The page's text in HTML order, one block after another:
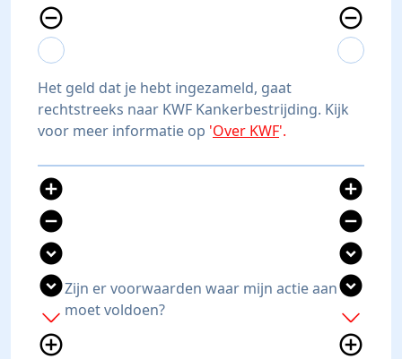
remove_circle_outline
expand_more
expand_less
remove_circle_outline
expand_more
expand_less
Het geld dat je hebt ingezameld, gaat
rechtstreeks naar KWF Kankerbestrijding. Kijk
voor meer informatie op 'Over KWF'.
add_circle
remove_circle
expand_circle_down
expand_circle_down
add
add_circle_outline
Zijn er voorwaarden waar mijn actie aan
moet voldoen?
add_circle
remove_circle
expand_circle_down
expand_circle_down
add
add_circle_outline